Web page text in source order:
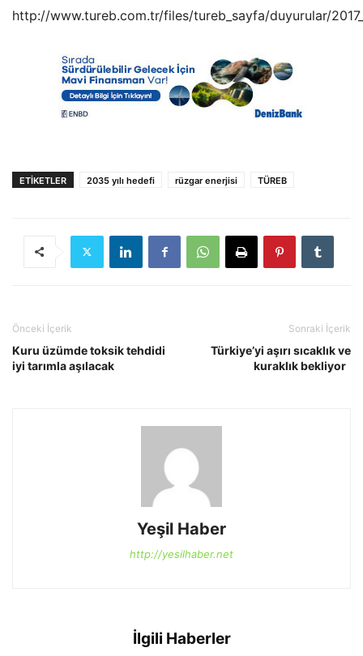
http://www.tureb.com.tr/files/tureb_sayfa/duyurular/
ETIKETLER 2035 yılı hedefi rüzgar enerjisi TÜREB
Önceki İçerik
Kuru üzümde toksik tehdidi
iyi tarımla aşılacak
Sonraki İçerik
Türkiye’yi aşırı sıcaklık ve
kuraklık bekliyor
Yeşil Haber
http://yesilhaber.net
İlgili Haberler